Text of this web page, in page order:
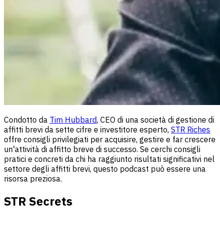
Condotto da Tim Hubbard, CEO di una società di gestione di
affitti brevi da sette cifre e investitore esperto, STR Riches
offre consigli privilegiati per acquisire, gestire e far crescere
un'attività di affitto breve di successo. Se cerchi consigli
pratici e concreti da chi ha raggiunto risultati significativi nel
settore degli affitti brevi, questo podcast può essere una
risorsa preziosa.
STR Secrets